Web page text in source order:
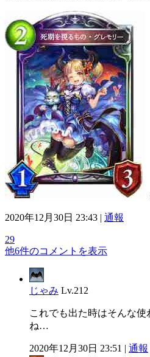
2020年12月30日 23:43 | 通報
29
他6件のコメントを表示
じゃみ Lv.212
これでも出た時はそんな使
ね…
2020年12月30日 23:51 | 通報